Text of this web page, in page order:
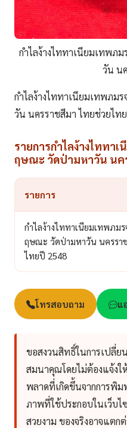
กำไลง้างไททาเนียมเทพภ
วัน น
กำไลง้างไททาเนียมเทพภม
วัน นครราชสีมา ไทยช่วยไ
รายการกำไลง้างไททา
ฤษณะ วัดป่ามหาวัน นค
รายการ
กำไลง้างไททาเนียมเทพภม
ฤษณะ วัดป่ามหาวัน นครรา
ไทยปี 2548
โทรสอบถาม แ
ขอสงวนสิทธิ์ในการเปลี่ย
สมนาคุณโดยไม่ต้องแจ้ง
พลาดที่เกิดขึ้นจากการพิม
ภาพที่ใช้ประกอบในเว็บ
สวยงาม ของจริงอาจแตก